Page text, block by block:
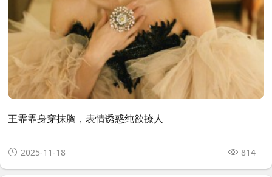
王霏霏身穿抹胸，表情诱惑纯欲撩人
2025-11-18 814